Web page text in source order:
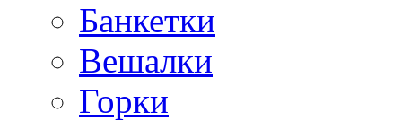
Банкетки
Вешалки
Горки